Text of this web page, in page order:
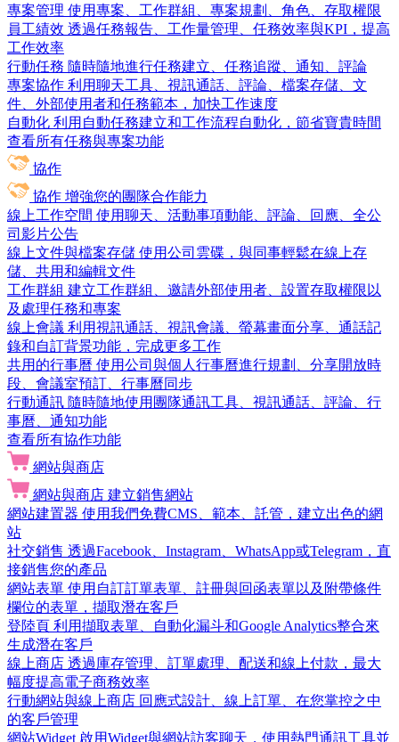
專案管理 使用專案、工作群組、專案規劃、角色、存取權限
員工績效 透過任務報告、工作量管理、任務效率與KPI，提高
工作效率
行動任務 隨時隨地進行任務建立、任務追蹤、通知、評論
專案協作 利用聊天工具、視訊通話、評論、檔案存儲、文
件、外部使用者和任務範本，加快工作速度
自動化 利用自動任務建立和工作流程自動化，節省寶貴時間
查看所有任務與專案功能
協作
協作 增強您的團隊合作能力
線上工作空間 使用聊天、活動事項動能、評論、回應、全公
司影片公告
線上文件與檔案存儲 使用公司雲碟，與同事輕鬆在線上存
儲、共用和編輯文件
工作群組 建立工作群組、邀請外部使用者、設置存取權限以
及處理任務和專案
線上會議 利用視訊通話、視訊會議、螢幕畫面分享、通話記
錄和自訂背景功能，完成更多工作
共用的行事曆 使用公司與個人行事曆進行規劃、分享開放時
段、會議室預訂、行事曆同步
行動通訊 隨時隨地使用團隊通訊工具、視訊通話、評論、行
事曆、通知功能
查看所有協作功能
網站與商店
網站與商店 建立銷售網站
網站建置器 使用我們免費CMS、範本、託管，建立出色的網
站
社交銷售 透過Facebook、Instagram、WhatsApp或Telegram，直
接銷售您的產品
網站表單 使用自訂訂單表單、註冊與回函表單以及附帶條件
欄位的表單，擷取潛在客戶
登陸頁 利用擷取表單、自動化漏斗和Google Analytics整合來
生成潛在客戶
線上商店 透過庫存管理、訂單處理、配送和線上付款，最大
幅度提高電子商務效率
行動網站與線上商店 回應式設計、線上訂單、在您掌控之中
的客戶管理
網站Widget 啟用Widget與網站訪客聊天，使用熱門通訊工具並